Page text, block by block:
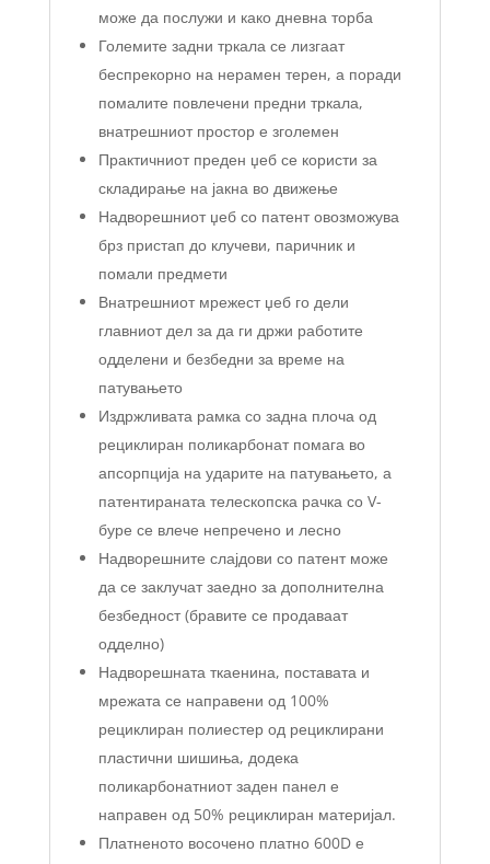
може да послужи и како дневна торба
Големите задни тркала се лизгаат
беспрекорно на нерамен терен, а поради
помалите повлечени предни тркала,
внатрешниот простор е зголемен
Практичниот преден џеб се користи за
складирање на јакна во движење
Надворешниот џеб со патент овозможува
брз пристап до клучеви, паричник и
помали предмети
Внатрешниот мрежест џеб го дели
главниот дел за да ги држи работите
одделени и безбедни за време на
патувањето
Издржливата рамка со задна плоча од
рециклиран поликарбонат помага во
апсорпција на ударите на патувањето, а
патентираната телескопска рачка со V-
буре се влече непречено и лесно
Надворешните слајдови со патент може
да се заклучат заедно за дополнителна
безбедност (бравите се продаваат
одделно)
Надворешната ткаенина, поставата и
мрежата се направени од 100%
рециклиран полиестер од рециклирани
пластични шишиња, додека
поликарбонатниот заден панел е
направен од 50% рециклиран материјал.
Платненото восочено платно 600D е